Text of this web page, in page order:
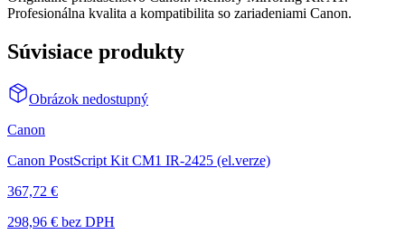
Profesionálna kvalita a kompatibilita so zariadeniami Canon.
Súvisiace produkty
Obrázok nedostupný
Canon
Canon PostScript Kit CM1 IR-2425 (el.verze)
367,72 €
298,96 € bez DPH